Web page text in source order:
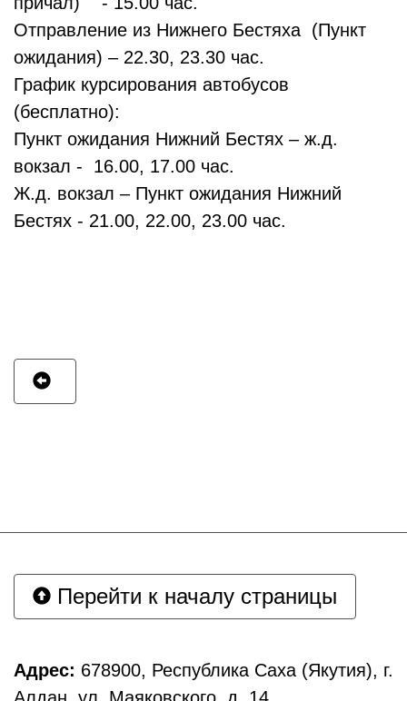
Отправление из Нижнего Бестяха (Пункт
ожидания) – 22.30, 23.30 час.
График курсирования автобусов
(бесплатно):
Пункт ожидания Нижний Бестях – ж.д.
вокзал - 16.00, 17.00 час.
Ж.д. вокзал – Пункт ожидания Нижний
Бестях - 21.00, 22.00, 23.00 час.
Перейти к началу страницы
Адрес: 678900, Республика Саха (Якутия), г.